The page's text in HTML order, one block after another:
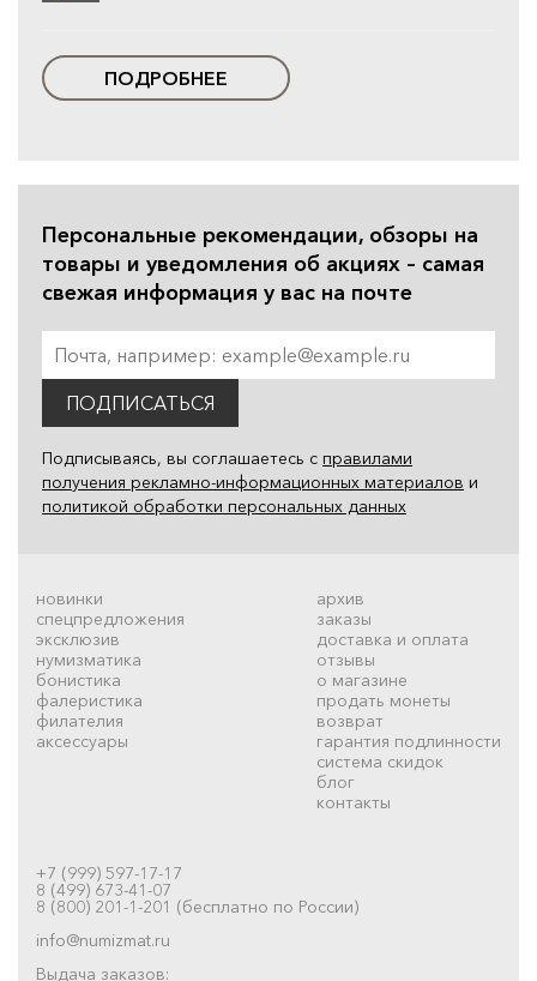
ПОДРОБНЕЕ
Персональные рекомендации, обзоры на
товары и уведомления об акциях – самая
свежая информация у вас на почте
ПОДПИСАТЬСЯ
Подписываясь, вы соглашаетесь с правилами
получения рекламно-информационных материалов и
политикой обработки персональных данных
новинки
спецпредложения
эксклюзив
нумизматика
бонистика
фалеристика
филателия
аксессуары
архив
заказы
доставка и оплата
отзывы
о магазине
продать монеты
возврат
гарантия подлинности
система скидок
блог
контакты
+7 (999) 597-17-17
8 (499) 673-41-07
8 (800) 201-1-201 (бесплатно по России)
info@numizmat.ru
Выдача заказов: